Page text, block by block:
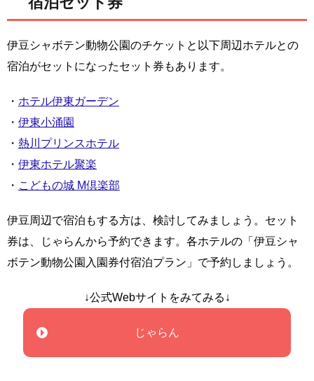
伊豆シャボテン動物公園のチケットと以下周辺ホテルとの
宿泊がセットになったセット券もあります。
・ ホテル伊東ガーデン
・ 伊東小涌園
・ 熱川プリンスホテル
・ 伊東ホテル聚楽
・ こどもの城 M倶楽部
伊豆周辺で宿泊もする方は、検討してみましょう。セット
券は、じゃらんから予約できます。各ホテルの「伊豆シャ
ボテン動物公園入園券付宿泊プラン」で予約しましょう。
↓公式Webサイトをみてみる↓
じゃらん